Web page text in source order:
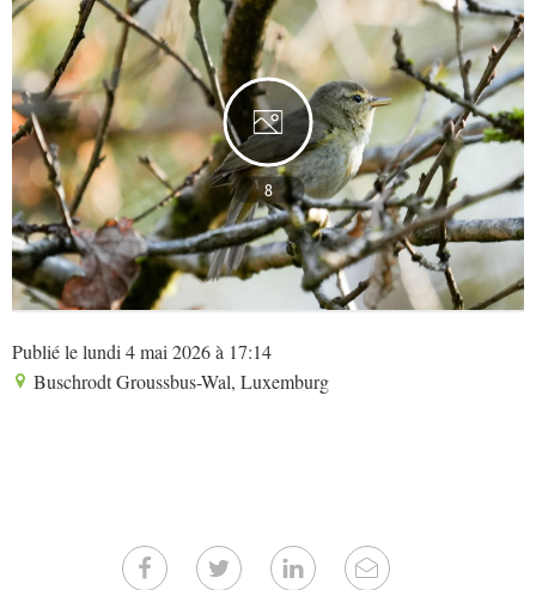
8
Publié le lundi 4 mai 2026 à 17:14
Buschrodt Groussbus-Wal, Luxemburg